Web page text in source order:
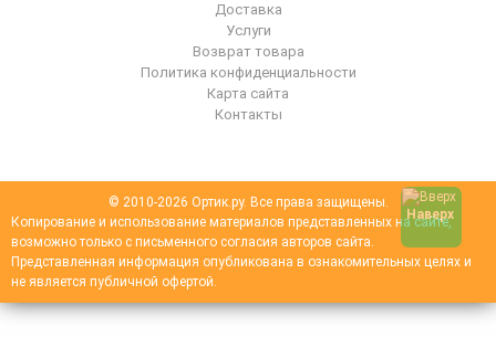
Доставка
Услуги
Возврат товара
Политика конфиденциальности
Карта сайта
Контакты
© 2010-2026 Ортик.ру. Все права защищены.
Копирование и использование материалов представленных на сайте,
возможно только с письменного согласия авторов сайта.
Представленная информация опубликована в ознакомительных целях и
не является публичной офертой.
Наверх